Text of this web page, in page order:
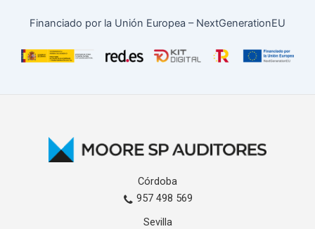
Financiado por la Unión Europea – NextGenerationEU
Córdoba
957 498 569
Sevilla